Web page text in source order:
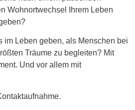
Wohnortwechsel Ihrem Leben
im Leben geben, als Menschen bei
Träume zu begleiten? Mit
Und vor allem mit